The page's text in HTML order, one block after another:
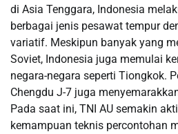
di Asia Tenggara, Indonesia
berbagai jenis pesawat tempur
variatif. Meskipun banyak yang
Soviet, Indonesia juga memulai
negara-negara seperti Tiongkok.
Chengdu J-7 juga
Pada saat ini, TNI AU semakin
kemampuan teknis percontohan